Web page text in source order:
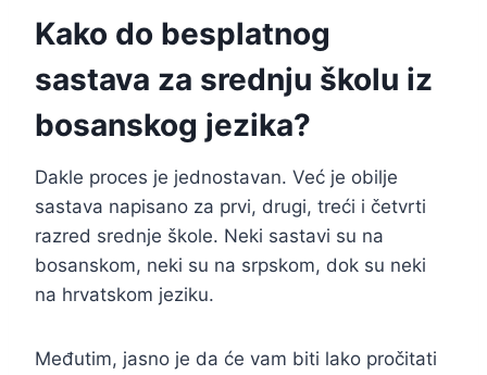
Kako do besplatnog
sastava za srednju školu iz
bosanskog jezika?
Dakle proces je jednostavan. Već je obilje
sastava napisano za prvi, drugi, treći i četvrti
razred srednje škole. Neki sastavi su na
bosanskom, neki su na srpskom, dok su neki
na hrvatskom jeziku.
Međutim, jasno je da će vam biti lako pročitati